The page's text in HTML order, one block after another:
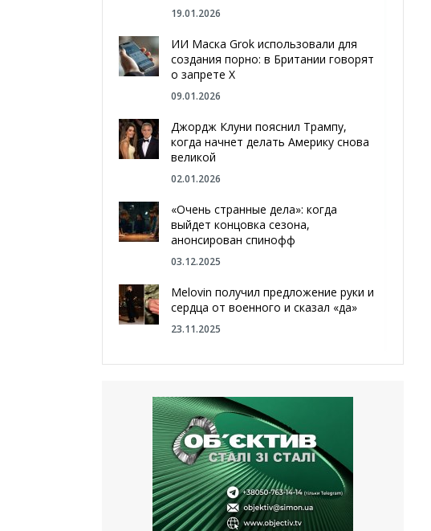
19.01.2026
ИИ Маска Grok использовали для
создания порно: в Британии говорят
о запрете Х
09.01.2026
Джордж Клуни пояснил Трампу,
когда начнет делать Америку снова
великой
02.01.2026
«Очень странные дела»: когда
выйдет концовка сезона,
анонсирован спинофф
03.12.2025
Melovin получил предложение руки и
сердца от военного и сказал «да»
23.11.2025
23.09.2025
Врачи назвали спрей для носа,
который поможет предотвратить
COVID-19 – CNN
12.09.2025